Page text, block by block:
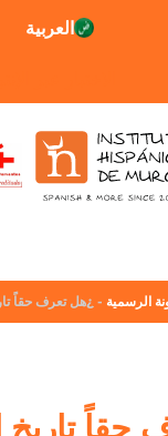
العربية
الرسمية-¿هل تعرف حقاً
تاريخ